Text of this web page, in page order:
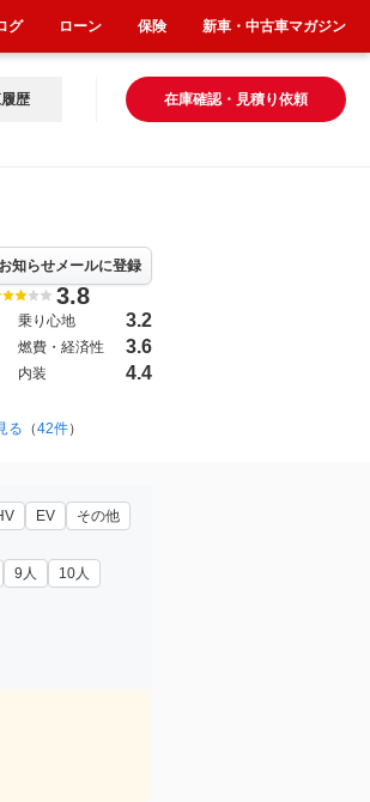
在庫確認・見積り依頼
歴
知らせメールに登録
3.8
乗り心地 3.2
燃費・経済性 3.6
内装 4.4
る （42件）
EV その他
9人
10人
グ ローン 保険 新車・中古車マガジン